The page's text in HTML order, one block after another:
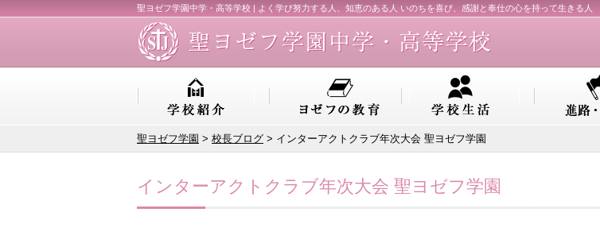
聖ヨゼフ学園中学・高等学校 | よく学び努力する人、知恵のある人 いのちを喜び、感謝と奉仕の心を持って生きる人
聖ヨゼフ学園 > 校長ブログ > インターアクトクラブ年次大会 聖ヨゼフ学園
インターアクトクラブ年次大会 聖ヨゼフ学園